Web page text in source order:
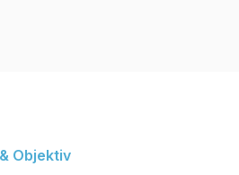
Objektiv